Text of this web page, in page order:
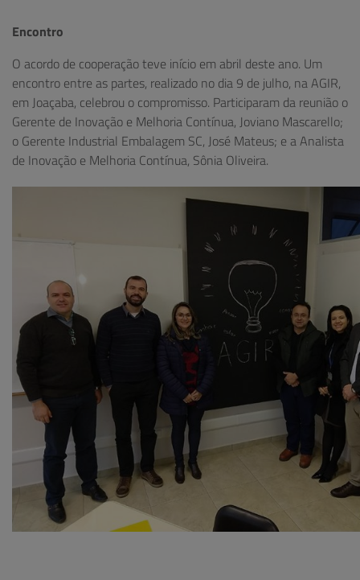
Encontro
O acordo de cooperação teve início em abril deste ano. Um
encontro entre as partes, realizado no dia 9 de julho, na AGIR,
em Joaçaba, celebrou o compromisso. Participaram da reunião o
Gerente de Inovação e Melhoria Contínua, Joviano Mascarello;
o Gerente Industrial Embalagem SC, José Mateus; e a Analista
de Inovação e Melhoria Contínua, Sônia Oliveira.